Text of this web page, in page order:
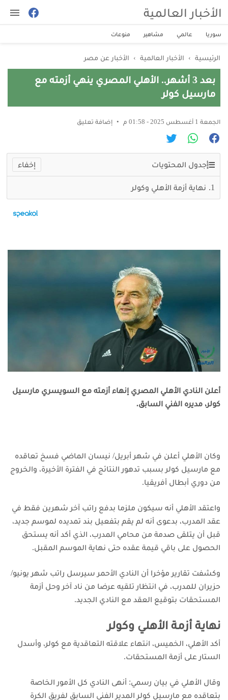
الأخبار العالمية
سوريا عالمي مشاهير منوعات
الرئيسية › الأخبار العالمية › الأخبار عن مصر
بعد 3 أشهر.. الأهلي المصري ينهي أزمته مع
مارسيل كولر
الجمعة 1 أغسطس 2025 - 01:58 م إضافة تعليق
جدول المحتويات
نهاية أزمة الأهلي وكولر
أعلن النادي الأهلي المصري إنهاء أزمته مع السويسري مارسيل
كولر، مديره الفني السابق.
وكان الأهلي أعلن في شهر أبريل/ نيسان الماضي فسخ تعاقده
مع مارسيل كولر بسبب تدهور النتائج في الفترة الأخيرة، والخروج
من دوري أبطال أفريقيا.
واعتقد الأهلي أنه سيكون ملزما بدفع راتب آخر شهرين فقط في
عقد المدرب، بدعوى أنه لم يقم بتفعيل بند تمديده لموسم جديد،
قبل أن يتلقى صدمة من محامي المدرب، الذي أكد أنه يستحق
الحصول على باقي قيمة عقده حتى نهاية الموسم المقبل.
وكشفت تقارير مؤخرا أن النادي الأحمر سيرسل راتب شهر يونيو/
حزيران للمدرب، في انتظار تلقيه عرضا من ناد آخر وحل أزمة
المستحقات بتوقيع العقد مع النادي الجديد.
نهاية أزمة الأهلي وكولر
أكد الأهلي، الخميس، انتهاء علاقته التعاقدية مع كولر، وأسدل
الستار على أزمة المستحقات.
وقال الأهلي في بيان رسمي: أنهى النادي كل الأمور الخاصة
بتعاقده مع مارسيل كولر المدير الفني السابق لفريق الكرة